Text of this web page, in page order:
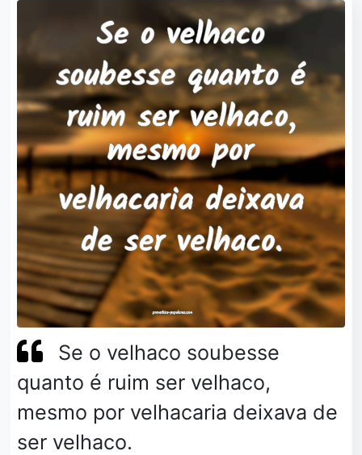
Se o velhaco soubesse
quanto é ruim ser velhaco,
mesmo por velhacaria deixava de
ser velhaco.